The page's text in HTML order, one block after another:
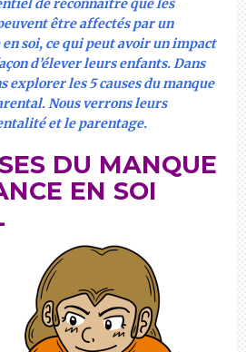
être affectés par un
soi, ce qui peut avoir un impact
d’élever leurs enfants. Dans
explorer les 5 causes du manque
Nous verrons leurs
et le parentage.
DU MANQUE
EN SOI